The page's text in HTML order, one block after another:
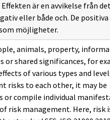
är en avvikelse från
eller både och. De positiva
möjligheter.
animals, property,
shared significances, for
of various types and
risks to each other, it may be
or compile individual
risk management. Here, risk